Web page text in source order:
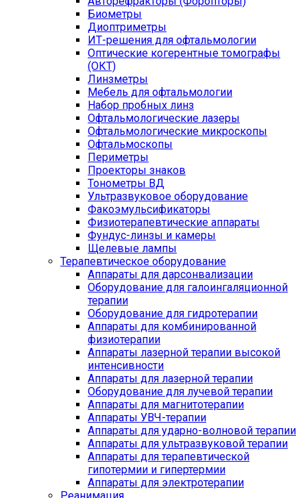
Биометры
Диоптриметры
ИТ-решения для офтальмологии
Оптические когерентные томографы
(ОКТ)
Линзметры
Мебель для офтальмологии
Набор пробных линз
Офтальмологические лазеры
Офтальмологические микроскопы
Офтальмоскопы
Периметры
Проекторы знаков
Тонометры ВД
Ультразвуковое оборудование
Факоэмульсификаторы
Физиотерапевтические аппараты
Фундус-линзы и камеры
Щелевые лампы
Терапевтическое оборудование
Аппараты для дарсонвализации
Оборудование для галоингаляционной
терапии
Оборудование для гидротерапии
Аппараты для комбинированной
физиотерапии
Аппараты лазерной терапии высокой
интенсивности
Аппараты для лазерной терапии
Оборудование для лучевой терапии
Аппараты для магнитотерапии
Аппараты УВЧ-терапии
Аппараты для ударно-волновой терапии
Аппараты для ультразвуковой терапии
Аппараты для терапевтической
гипотермии и гипертермии
Аппараты для электротерапии